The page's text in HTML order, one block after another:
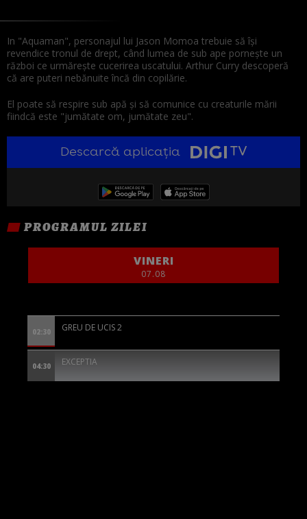
In "Aquaman", personajul lui Jason Momoa trebuie să își
revendice tronul de drept, când lumea de sub ape pornește un
război ce urmărește cucerirea uscatului. Arthur Curry descoperă
că are puteri nebănuite încă din copilărie.
El poate să respire sub apă și să comunice cu creaturile mării
fiindcă este "jumătate om, jumătate zeu".
Descarcă aplicația
PROGRAMUL ZILEI
VINERI
07.08
02:30 GREU DE UCIS 2
04:30 EXCEPTIA